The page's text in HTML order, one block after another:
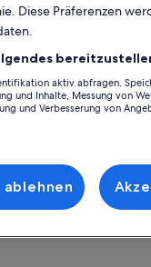
7 8 9
21 22
28 29
vorschwebt.
auch immer du dir
einschließlich
Diese Präferenzen
aktiv abfragen.
und Inhalte, Messung von
und Verbesserung von